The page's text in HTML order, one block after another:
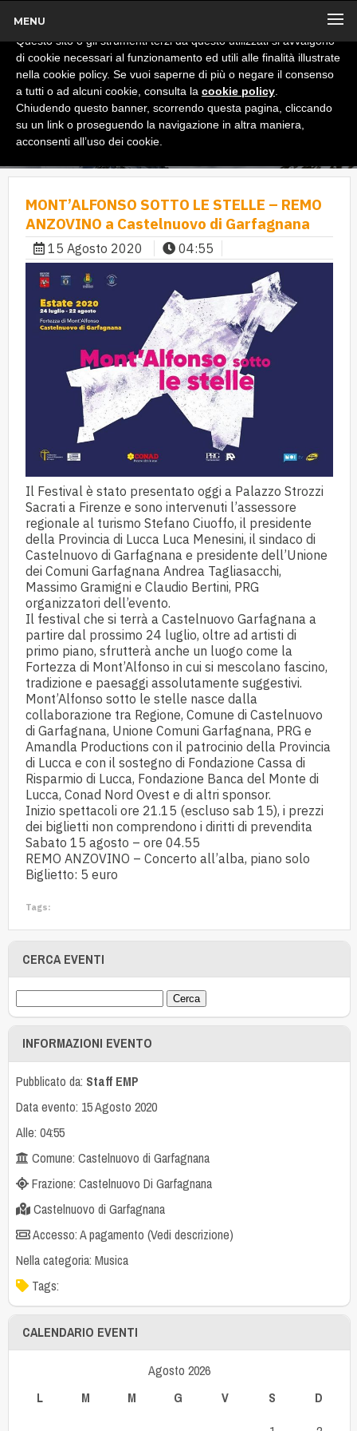
MENU
MONT’ALFONSO SOTTO LE STELLE – REMO
ANZOVINO a Castelnuovo di Garfagnana
15 Agosto 2020 04:55
Il Festival è stato presentato oggi a Palazzo Strozzi
Sacrati a Firenze e sono intervenuti l’assessore
regionale al turismo Stefano Ciuoffo, il presidente
della Provincia di Lucca Luca Menesini, il sindaco di
Castelnuovo di Garfagnana e presidente dell’Unione
dei Comuni Garfagnana Andrea Tagliasacchi,
Massimo Gramigni e Claudio Bertini, PRG
organizzatori dell’evento.
Il festival che si terrà a Castelnuovo Garfagnana a
partire dal prossimo 24 luglio, oltre ad artisti di
primo piano, sfrutterà anche un luogo come la
Fortezza di Mont’Alfonso in cui si mescolano fascino,
tradizione e paesaggi assolutamente suggestivi.
Mont’Alfonso sotto le stelle nasce dalla
collaborazione tra Regione, Comune di Castelnuovo
di Garfagnana, Unione Comuni Garfagnana, PRG e
Amandla Productions con il patrocinio della Provincia
di Lucca e con il sostegno di Fondazione Cassa di
Risparmio di Lucca, Fondazione Banca del Monte di
Lucca, Conad Nord Ovest e di altri sponsor.
Inizio spettacoli ore 21.15 (escluso sab 15), i prezzi
dei biglietti non comprendono i diritti di prevendita
Sabato 15 agosto – ore 04.55
REMO ANZOVINO – Concerto all’alba, piano solo
Biglietto: 5 euro
Tags:
CERCA EVENTI
INFORMAZIONI EVENTO
Pubblicato da: Staff EMP
Data evento: 15 Agosto 2020
Alle: 04:55
Comune: Castelnuovo di Garfagnana
Frazione: Castelnuovo Di Garfagnana
Castelnuovo di Garfagnana
Accesso: A pagamento (Vedi descrizione)
Nella categoria: Musica
Tags:
CALENDARIO EVENTI
Agosto 2026
L
M M G V S
D
x
Informativa
Questo sito o gli strumenti terzi da questo utilizzati si avvalgono
di cookie necessari al funzionamento ed utili alle finalità illustrate
nella cookie policy. Se vuoi saperne di più o negare il consenso
a tutti o ad alcuni cookie, consulta la cookie policy
Chiudendo questo banner, scorrendo questa pagina, cliccando
su un link o proseguendo la navigazione in altra maniera,
acconsenti all’uso dei cookie.